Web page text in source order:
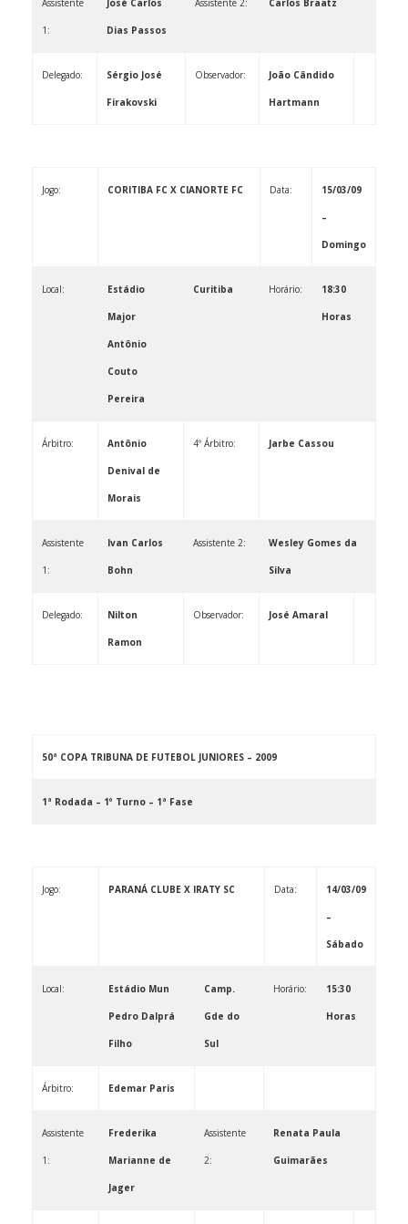
1: Dias Passos
Delegado: Sérgio José
Firakovski
Observador: ­­­­­­­­­­­­­­­­­­­­­­­ João Cândido
Hartmann
Jogo: CORITIBA FC X CIANORTE FC Data: 15/03/09
–
Domingo
Local: Estádio
Major
Antônio
Couto
Pereira
Curitiba Horário: 18:30
Horas
Árbitro: Antônio
Denival de
Morais
4º Árbitro: Jarbe Cassou
Assistente
1:
Ivan Carlos
Bohn
Assistente 2: Wesley Gomes da
Silva
Delegado: Nilton
Ramon
Observador: ­­­­­­­­­­­­­­­­­­­­­­­ José Amaral
50ª COPA TRIBUNA DE FUTEBOL JUNIORES – 2009
1ª Rodada – 1º Turno – 1ª Fase
Jogo: PARANÁ CLUBE X IRATY SC Data: 14/03/09
–
Sábado
Local: Estádio Mun
Pedro Dalprá
Filho
Camp.
Gde do
Sul
Horário: 15:30
Horas
Árbitro: Edemar Paris
Assistente
1:
Frederika
Marianne de
Jager
Assistente
2:
Renata Paula
Guimarães